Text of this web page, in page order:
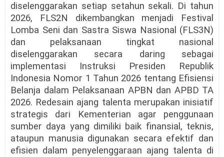
diselenggarakan setiap setahun sekali. Di tahun
2026, FLS2N dikembangkan menjadi Festival
Lomba Seni dan Sastra Siswa Nasional (FLS3N)
dan pelaksanaan tingkat nasional
diselenggarakan secara daring sebagai
implementasi Instruksi Presiden Republik
Indonesia Nomor 1 Tahun 2026 tentang Efisiensi
Belanja dalam Pelaksanaan APBN dan APBD TA
2026. Redesain ajang talenta merupakan inisiatif
strategis dari Kementerian agar penggunaan
sumber daya yang dimiliki baik finansial, teknis,
ataupun manusia digunakan secara efektif dan
efisien dalam penyelenggaraan ajang talenta di